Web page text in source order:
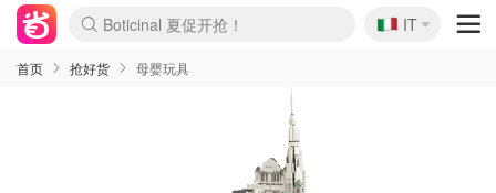
速领！Stanley独家85折
Zalando 奥莱闪促！每日更新
🇮🇹
IT
首页 抢好货 母婴玩具